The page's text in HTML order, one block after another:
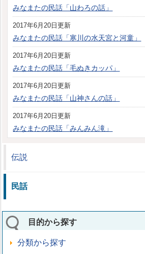
みなまたの民話「山わろの話」
2017年6月20日更新
みなまたの民話「寒川の水天宮と河童」
2017年6月20日更新
みなまたの民話「毛ぬきカッパ」
2017年6月20日更新
みなまたの民話「山神さんの話」
2017年6月20日更新
みなまたの民話「みんみん滝」
伝説
民話
目的から探す
分類から探す